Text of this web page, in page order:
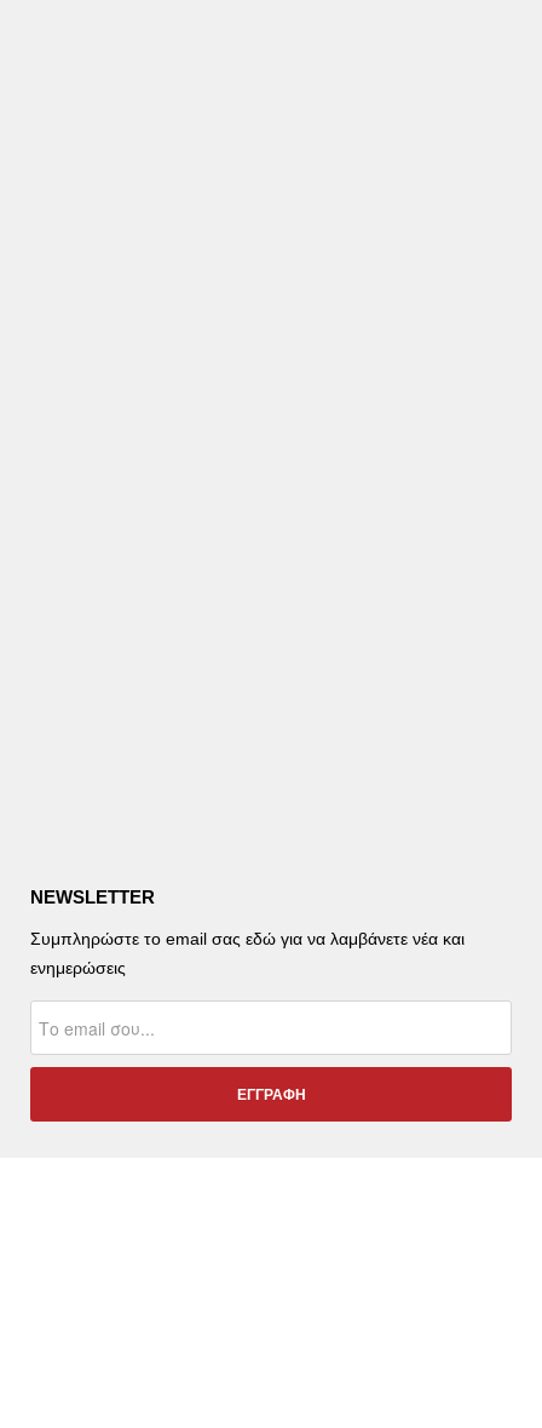
NEWSLETTER
Συμπληρώστε το email σας εδώ για να λαμβάνετε νέα και
ενημερώσεις